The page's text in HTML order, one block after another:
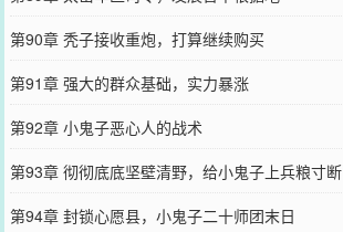
第90章 秃子接收重炮，打算继续购买
第91章 强大的群众基础，实力暴涨
第92章 小鬼子恶心人的战术
第93章 彻彻底底坚壁清野，给小鬼子上兵粮寸断
第94章 封锁心愿县，小鬼子二十师团末日